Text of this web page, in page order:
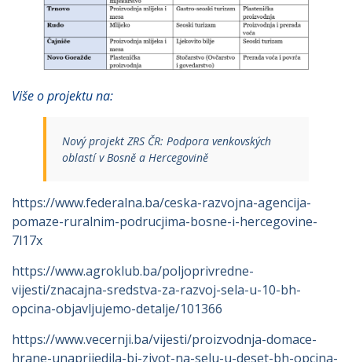
Više o projektu na:
Nový projekt ZRS ČR: Podpora venkovských
oblastí v Bosně a Hercegovině
https://www.federalna.ba/ceska-razvojna-agencija-
pomaze-ruralnim-podrucjima-bosne-i-hercegovine-
7l17x
https://www.agroklub.ba/poljoprivredne-
vijesti/znacajna-sredstva-za-razvoj-sela-u-10-bh-
opcina-objavljujemo-detalje/101366
https://www.vecernji.ba/vijesti/proizvodnja-domace-
hrane-unaprijedila-bi-zivot-na-selu-u-deset-bh-opcina-